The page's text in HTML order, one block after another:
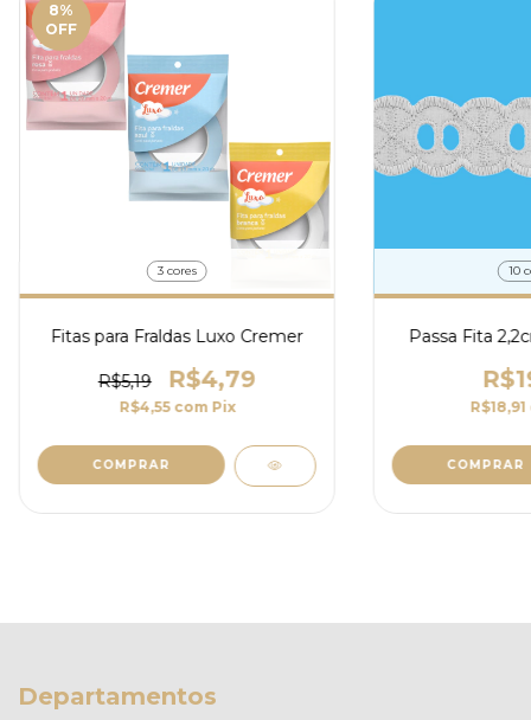
8%
OFF
3 cores
Fitas para Fraldas Luxo Cremer
R$5,19 R$4,79
R$4,55 com Pix
COMPRAR
10
Passa Fita
R$18,91
COMPRAR
Departamentos